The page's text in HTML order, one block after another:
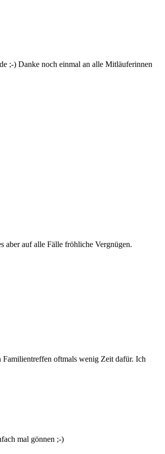
;-) Danke noch einmal an alle Mitläuferinnen
aber auf alle Fälle fröhliche Vergnügen.
Familientreffen oftmals wenig Zeit dafür. Ich
mal gönnen ;-)